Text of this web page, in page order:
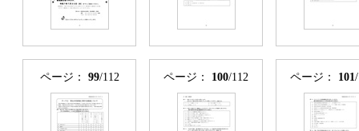
ページ： 99/112 ページ： 100/112 ページ： 101